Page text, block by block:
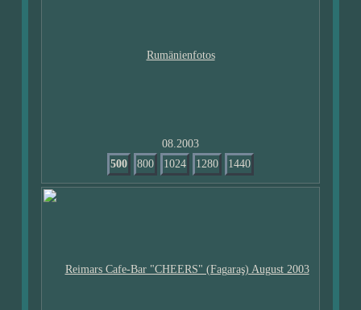
08.2003
500
800 1024 1280 1440